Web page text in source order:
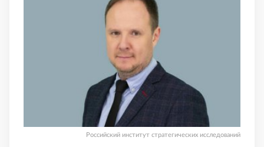
Российский институт стратегических исследований